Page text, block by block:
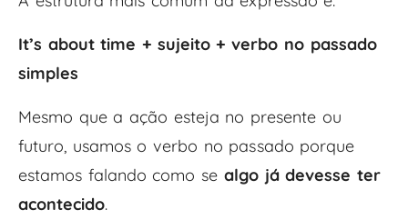
It’s about time + sujeito + verbo no passado
simples
Mesmo que a ação esteja no presente ou
futuro, usamos o verbo no passado porque
estamos falando como se algo já devesse ter
acontecido.